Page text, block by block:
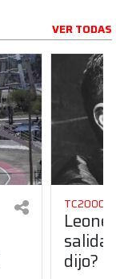
VER TODAS
TC2000
salida
dijo?